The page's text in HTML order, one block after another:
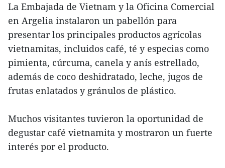
La Embajada de Vietnam y la Oficina Comercial
en Argelia instalaron un pabellón para
presentar los principales productos agrícolas
vietnamitas, incluidos café, té y especias como
pimienta, cúrcuma, canela y anís estrellado,
además de coco deshidratado, leche, jugos de
frutas enlatados y gránulos de plástico.
Muchos visitantes tuvieron la oportunidad de
degustar café vietnamita y mostraron un fuerte
interés por el producto.